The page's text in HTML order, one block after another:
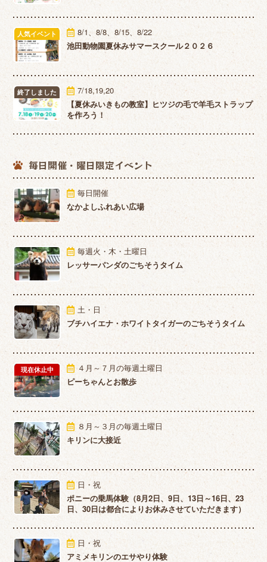
人気イベント
8/1、8/8、8/15、8/22
池田動物園夏休みサマースクール２０２６
終了しました
7/18,19,20
【夏休みいきもの教室】ヒツジの毛で羊毛ストラップ
を作ろう！
毎日開催・ 曜日限定イベント
毎日開催
なかよしふれあい広場
毎週火・木・土曜日
レッサーパンダのごちそうタイム
土・日
ブチハイエナ・ホワイトタイガーのごちそうタイム
現在休止中
４月～７月の毎週土曜日
ピーちゃんとお散歩
８月～３月の毎週土曜日
キリンに大接近
日・祝
ポニーの乗馬体験（8月2日、9日、13日～16日、23
日、30日は都合によりお休みさせていただきます）
日・祝
アミメキリンのエサやり体験